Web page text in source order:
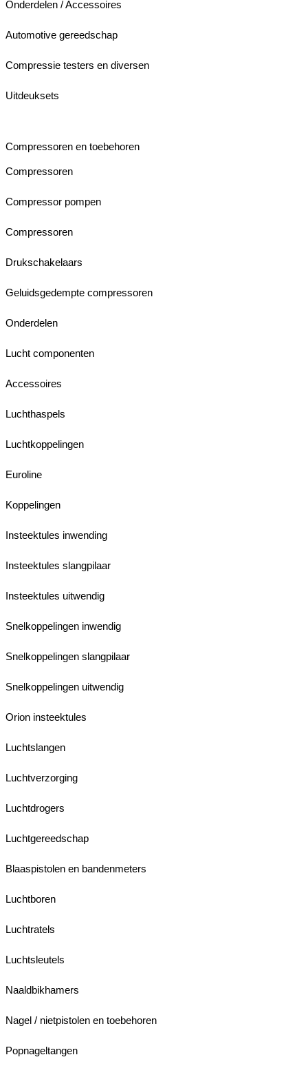
Onderdelen / Accessoires
Automotive gereedschap
Compressie testers en diversen
Uitdeuksets
Compressoren en toebehoren
Compressoren
Compressor pompen
Compressoren
Drukschakelaars
Geluidsgedempte compressoren
Onderdelen
Lucht componenten
Accessoires
Luchthaspels
Luchtkoppelingen
Euroline
Koppelingen
Insteektules inwending
Insteektules slangpilaar
Insteektules uitwendig
Snelkoppelingen inwendig
Snelkoppelingen slangpilaar
Snelkoppelingen uitwendig
Orion insteektules
Luchtslangen
Luchtverzorging
Luchtdrogers
Luchtgereedschap
Blaaspistolen en bandenmeters
Luchtboren
Luchtratels
Luchtsleutels
Naaldbikhamers
Nagel / nietpistolen en toebehoren
Popnageltangen